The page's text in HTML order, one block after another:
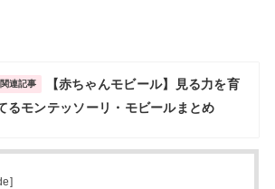
関連記事
【赤ちゃんモビール】見る力を育
るモンテッソーリ・モビールまとめ
]